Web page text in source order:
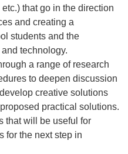
that go in the direction
and creating a
students and the
technology.
a range of research
to deepen discussion
creative solutions
practical solutions.
that will be useful for
for the next step in